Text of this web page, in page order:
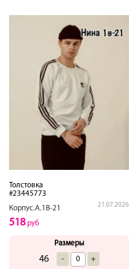
Толстовка
#23445773
Корпус.А.1В-21
21.07.2026
518руб
Размеры
46 - +